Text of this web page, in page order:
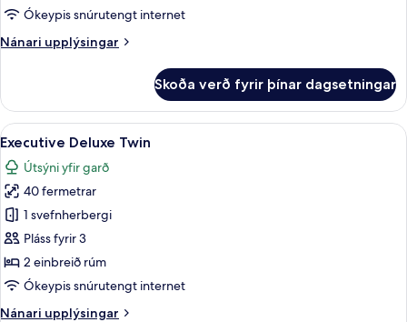
Ókeypis snúrutengt internet
Nánari upplýsingar
Nánari
Deluxe
Twin
Skoða verð fyrir þínar dagsetningar
Skoða
allar
myndir
fyrir
Executive
Deluxe
Twin
Executive Deluxe Twin | Míníbar,
10
Executive Deluxe Twin
Útsýni yfir garð
40 fermetrar
1 svefnherbergi
Pláss fyrir 3
2 einbreið rúm
Ókeypis snúrutengt internet
Nánari upplýsingar
Nánari